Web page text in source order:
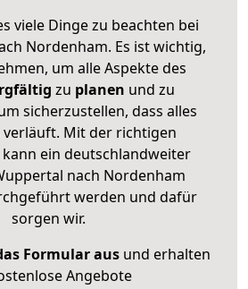
viele Dinge zu beachten bei
Nordenham. Es ist wichtig,
um alle Aspekte des
zu planen und zu
sicherzustellen, dass alles
Mit der richtigen
ein deutschlandweiter
nach Nordenham
werden und dafür
sorgen wir.
Formular ausund erhalten
Angebote